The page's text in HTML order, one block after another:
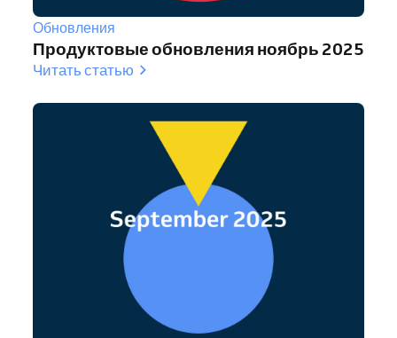
Обновления
Продуктовые обновления ноябрь 2025
Читать статью